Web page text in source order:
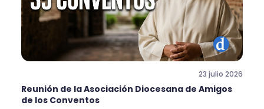
23 julio 2026
Reunión de la Asociación Diocesana de Amigos
de los Conventos